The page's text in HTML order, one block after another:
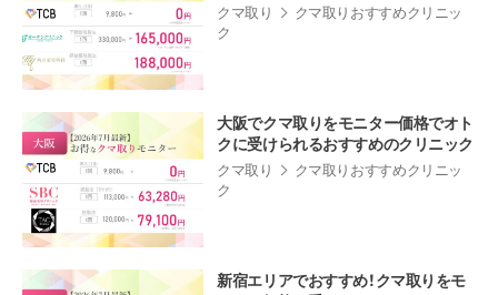
クマ取り
クマ取りおすすめクリニッ
ク
大阪でクマ取りをモニター価格でオト
クに受けられるおすすめのクリニック
クマ取り
クマ取りおすすめクリニッ
ク
新宿エリアでおすすめ！クマ取りをモ